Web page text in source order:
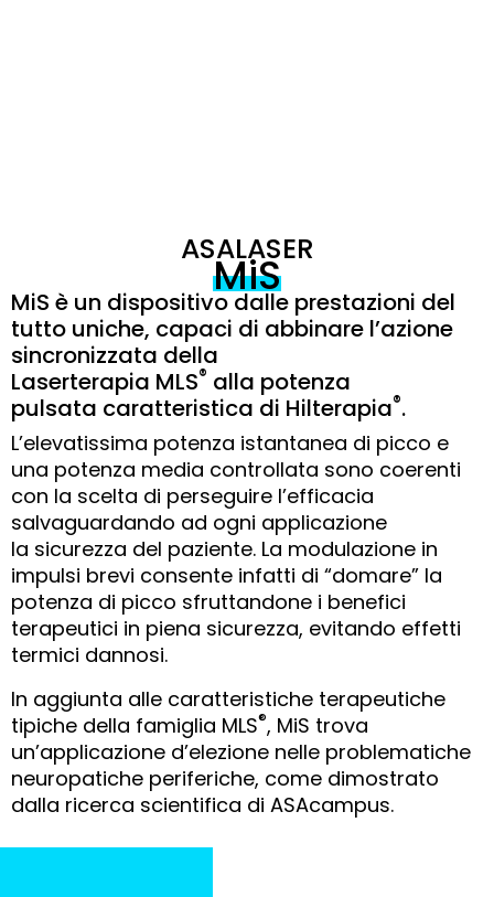
ASALASER
MiS
MiS è un dispositivo dalle prestazioni del
tutto uniche, capaci di abbinare l’azione
sincronizzata della
Laserterapia MLS® alla potenza
pulsata caratteristica di Hilterapia®.
L’elevatissima potenza istantanea di picco e
una potenza media controllata sono coerenti
con la scelta di perseguire l’efficacia
salvaguardando ad ogni applicazione
la sicurezza del paziente. La modulazione in
impulsi brevi consente infatti di “domare” la
potenza di picco sfruttandone i benefici
terapeutici in piena sicurezza, evitando effetti
termici dannosi.
In aggiunta alle caratteristiche terapeutiche
tipiche della famiglia MLS®, MiS trova
un’applicazione d’elezione nelle problematiche
neuropatiche periferiche, come dimostrato
dalla ricerca scientifica di ASAcampus.